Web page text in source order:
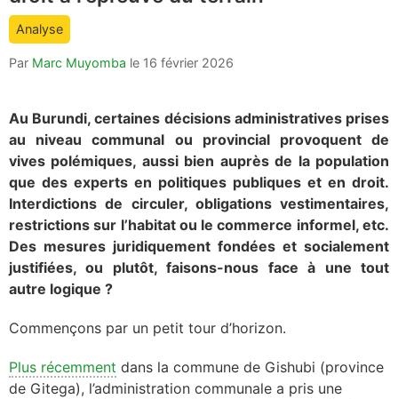
count
Analyse
Par Marc Muyomba le 16 février 2026
Au Burundi, certaines décisions administratives prises
au niveau communal ou provincial provoquent de
vives polémiques, aussi bien auprès de la population
que des experts en politiques publiques et en droit.
Interdictions de circuler, obligations vestimentaires,
restrictions sur l’habitat ou le commerce informel, etc.
Des mesures juridiquement fondées et socialement
justifiées, ou plutôt, faisons-nous face à une tout
autre logique ?
Commençons par un petit tour d’horizon.
Plus récemment dans la commune de Gishubi (province
de Gitega), l’administration communale a pris une